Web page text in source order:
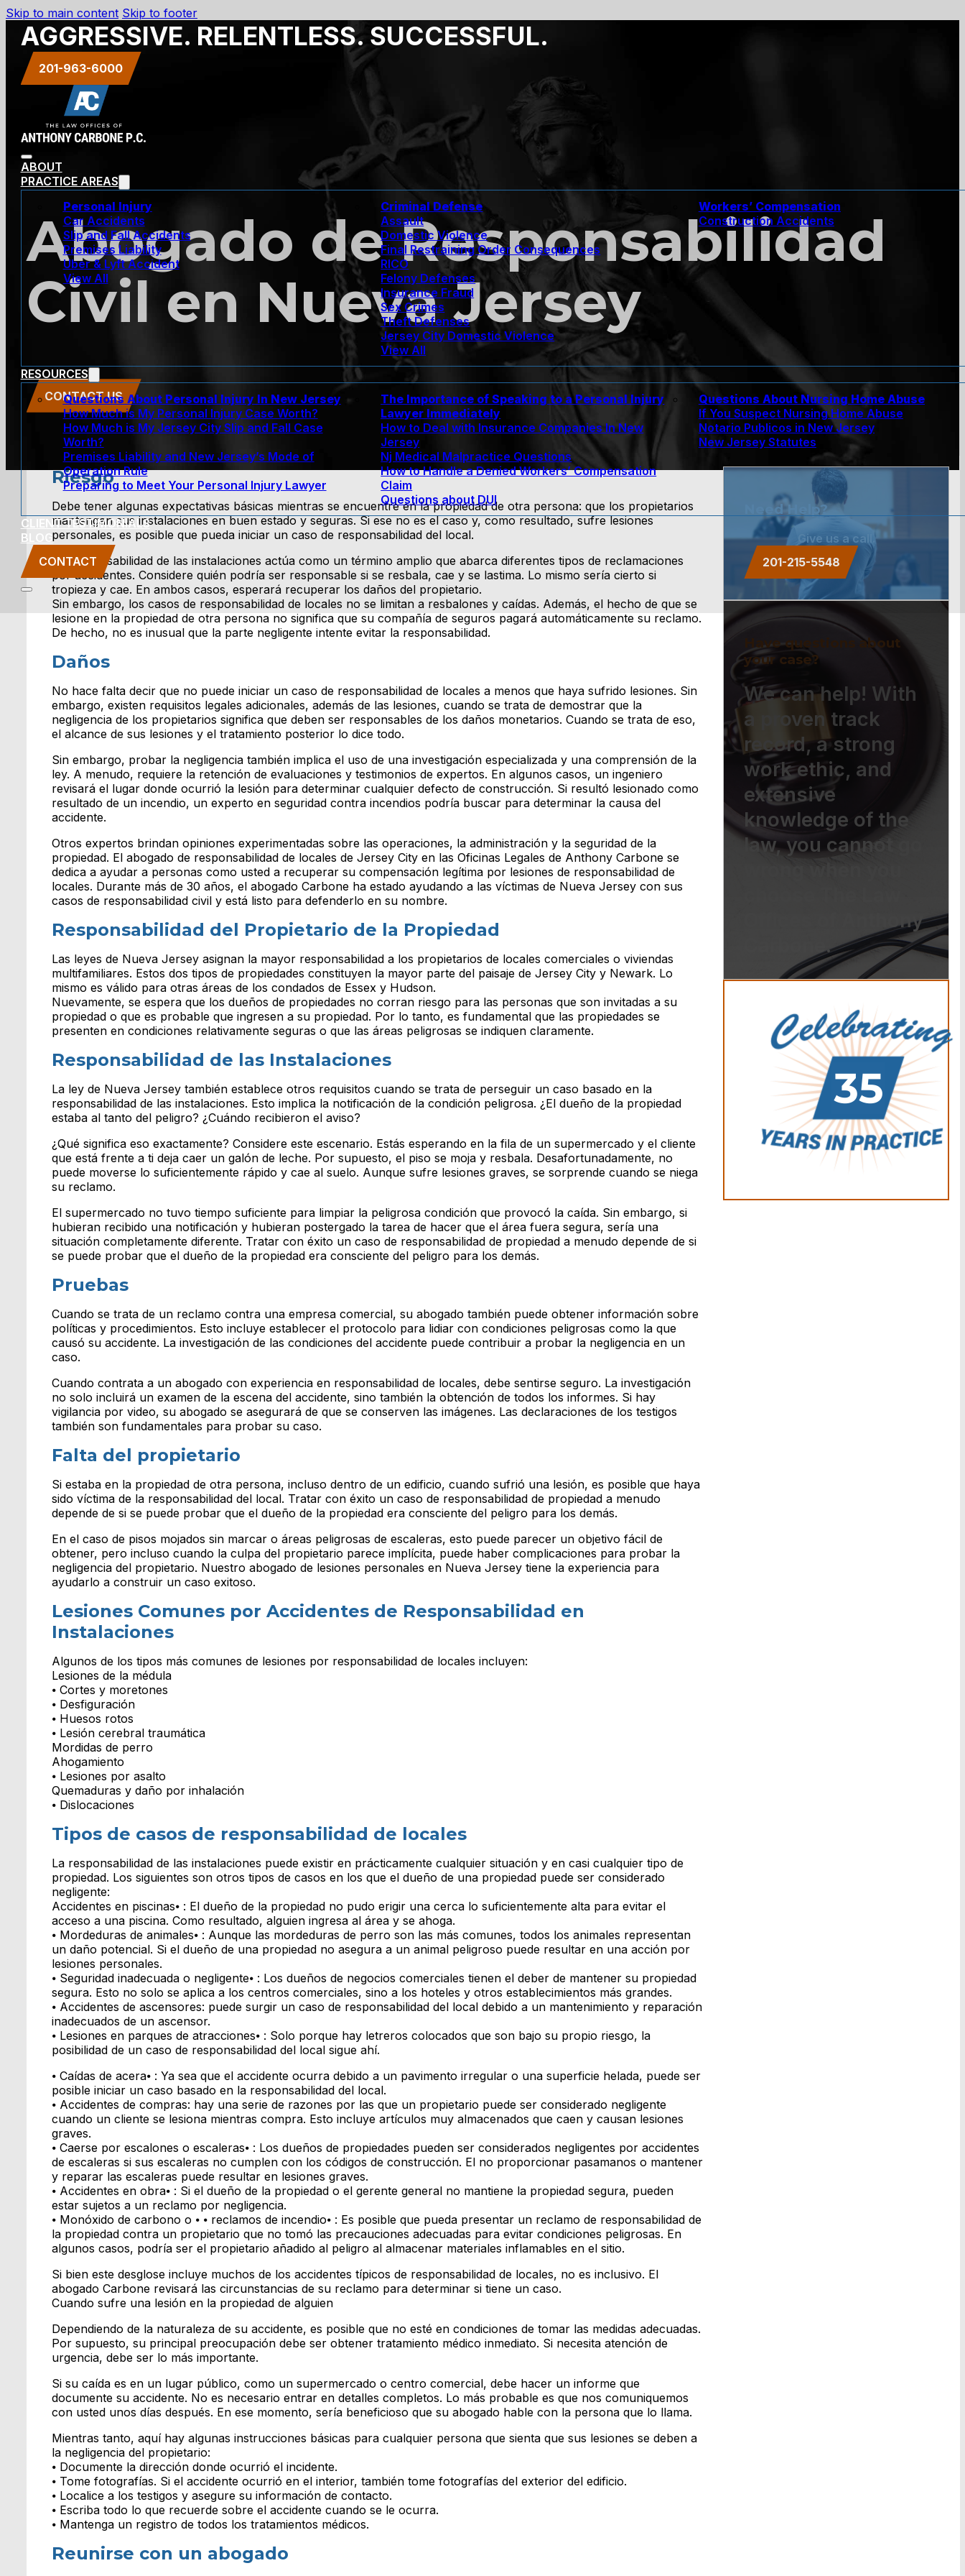
Skip to main content Skip to footer
AGGRESSIVE. RELENTLESS. SUCCESSFUL.
201-963-6000
ABOUT
PRACTICE AREAS
Personal Injury
Car Accidents
Slip and Fall Accidents
Premises Liability
Uber & Lyft Accident
View All
Criminal Defense
Assault
Domestic Violence
Final Restraining Order Consequences
RICO
Felony Defenses
Insurance Fraud
Sex Crimes
Theft Defenses
Jersey City Domestic Violence
View All
Workers’ Compensation
Construction Accidents
RESOURCES
Questions About Personal Injury In New Jersey
How Much is My Personal Injury Case Worth?
How Much is My Jersey City Slip and Fall Case
Worth?
Premises Liability and New Jersey’s Mode of
Operation Rule
Preparing to Meet Your Personal Injury Lawyer
The Importance of Speaking to a Personal Injury
Lawyer Immediately
How to Deal with Insurance Companies In New
Jersey
Nj Medical Malpractice Questions
How to Handle a Denied Workers’ Compensation
Claim
Questions about DUI
Questions About Nursing Home Abuse
If You Suspect Nursing Home Abuse
Notario Publicos in New Jersey
New Jersey Statutes
CLIENT TESTIMONIALS
BLOG
CONTACT
Abogado de Responsabilidad
Civil en Nueva Jersey
CONTACT US
Riesgo
Debe tener algunas expectativas básicas mientras se encuentre en la propiedad de otra persona: que los propietarios
mantengan sus instalaciones en buen estado y seguras. Si ese no es el caso y, como resultado, sufre lesiones
personales, es posible que pueda iniciar un caso de responsabilidad del local.
La responsabilidad de las instalaciones actúa como un término amplio que abarca diferentes tipos de reclamaciones
por accidentes. Considere quién podría ser responsable si se resbala, cae y se lastima. Lo mismo sería cierto si
tropieza y cae. En ambos casos, esperará recuperar los daños del propietario.
Sin embargo, los casos de responsabilidad de locales no se limitan a resbalones y caídas. Además, el hecho de que se
lesione en la propiedad de otra persona no significa que su compañía de seguros pagará automáticamente su reclamo.
De hecho, no es inusual que la parte negligente intente evitar la responsabilidad.
Daños
No hace falta decir que no puede iniciar un caso de responsabilidad de locales a menos que haya sufrido lesiones. Sin
embargo, existen requisitos legales adicionales, además de las lesiones, cuando se trata de demostrar que la
negligencia de los propietarios significa que deben ser responsables de los daños monetarios. Cuando se trata de eso,
el alcance de sus lesiones y el tratamiento posterior lo dice todo.
Sin embargo, probar la negligencia también implica el uso de una investigación especializada y una comprensión de la
ley. A menudo, requiere la retención de evaluaciones y testimonios de expertos. En algunos casos, un ingeniero
revisará el lugar donde ocurrió la lesión para determinar cualquier defecto de construcción. Si resultó lesionado como
resultado de un incendio, un experto en seguridad contra incendios podría buscar para determinar la causa del
accidente.
Otros expertos brindan opiniones experimentadas sobre las operaciones, la administración y la seguridad de la
propiedad. El abogado de responsabilidad de locales de Jersey City en las Oficinas Legales de Anthony Carbone se
dedica a ayudar a personas como usted a recuperar su compensación legítima por lesiones de responsabilidad de
locales. Durante más de 30 años, el abogado Carbone ha estado ayudando a las víctimas de Nueva Jersey con sus
casos de responsabilidad civil y está listo para defenderlo en su nombre.
Responsabilidad del Propietario de la Propiedad
Las leyes de Nueva Jersey asignan la mayor responsabilidad a los propietarios de locales comerciales o viviendas
multifamiliares. Estos dos tipos de propiedades constituyen la mayor parte del paisaje de Jersey City y Newark. Lo
mismo es válido para otras áreas de los condados de Essex y Hudson.
Nuevamente, se espera que los dueños de propiedades no corran riesgo para las personas que son invitadas a su
propiedad o que es probable que ingresen a su propiedad. Por lo tanto, es fundamental que las propiedades se
presenten en condiciones relativamente seguras o que las áreas peligrosas se indiquen claramente.
Responsabilidad de las Instalaciones
La ley de Nueva Jersey también establece otros requisitos cuando se trata de perseguir un caso basado en la
responsabilidad de las instalaciones. Esto implica la notificación de la condición peligrosa. ¿El dueño de la propiedad
estaba al tanto del peligro? ¿Cuándo recibieron el aviso?
¿Qué significa eso exactamente? Considere este escenario. Estás esperando en la fila de un supermercado y el cliente
que está frente a ti deja caer un galón de leche. Por supuesto, el piso se moja y resbala. Desafortunadamente, no
puede moverse lo suficientemente rápido y cae al suelo. Aunque sufre lesiones graves, se sorprende cuando se niega
su reclamo.
El supermercado no tuvo tiempo suficiente para limpiar la peligrosa condición que provocó la caída. Sin embargo, si
hubieran recibido una notificación y hubieran postergado la tarea de hacer que el área fuera segura, sería una
situación completamente diferente. Tratar con éxito un caso de responsabilidad de propiedad a menudo depende de si
se puede probar que el dueño de la propiedad era consciente del peligro para los demás.
Pruebas
Cuando se trata de un reclamo contra una empresa comercial, su abogado también puede obtener información sobre
políticas y procedimientos. Esto incluye establecer el protocolo para lidiar con condiciones peligrosas como la que
causó su accidente. La investigación de las condiciones del accidente puede contribuir a probar la negligencia en un
caso.
Cuando contrata a un abogado con experiencia en responsabilidad de locales, debe sentirse seguro. La investigación
no solo incluirá un examen de la escena del accidente, sino también la obtención de todos los informes. Si hay
vigilancia por video, su abogado se asegurará de que se conserven las imágenes. Las declaraciones de los testigos
también son fundamentales para probar su caso.
Falta del propietario
Si estaba en la propiedad de otra persona, incluso dentro de un edificio, cuando sufrió una lesión, es posible que haya
sido víctima de la responsabilidad del local. Tratar con éxito un caso de responsabilidad de propiedad a menudo
depende de si se puede probar que el dueño de la propiedad era consciente del peligro para los demás.
En el caso de pisos mojados sin marcar o áreas peligrosas de escaleras, esto puede parecer un objetivo fácil de
obtener, pero incluso cuando la culpa del propietario parece implícita, puede haber complicaciones para probar la
negligencia del propietario. Nuestro abogado de lesiones personales en Nueva Jersey tiene la experiencia para
ayudarlo a construir un caso exitoso.
Lesiones Comunes por Accidentes de Responsabilidad en
Instalaciones
Algunos de los tipos más comunes de lesiones por responsabilidad de locales incluyen:
Lesiones de la médula
⦁ Cortes y moretones
⦁ Desfiguración
⦁ Huesos rotos
⦁ Lesión cerebral traumática
Mordidas de perro
Ahogamiento
⦁ Lesiones por asalto
Quemaduras y daño por inhalación
⦁ Dislocaciones
Tipos de casos de responsabilidad de locales
La responsabilidad de las instalaciones puede existir en prácticamente cualquier situación y en casi cualquier tipo de
propiedad. Los siguientes son otros tipos de casos en los que el dueño de una propiedad puede ser considerado
negligente:
Accidentes en piscinas⦁ : El dueño de la propiedad no pudo erigir una cerca lo suficientemente alta para evitar el
acceso a una piscina. Como resultado, alguien ingresa al área y se ahoga.
⦁ Mordeduras de animales⦁ : Aunque las mordeduras de perro son las más comunes, todos los animales representan
un daño potencial. Si el dueño de una propiedad no asegura a un animal peligroso puede resultar en una acción por
lesiones personales.
⦁ Seguridad inadecuada o negligente⦁ : Los dueños de negocios comerciales tienen el deber de mantener su propiedad
segura. Esto no solo se aplica a los centros comerciales, sino a los hoteles y otros establecimientos más grandes.
⦁ Accidentes de ascensores: puede surgir un caso de responsabilidad del local debido a un mantenimiento y reparación
inadecuados de un ascensor.
⦁ Lesiones en parques de atracciones⦁ : Solo porque hay letreros colocados que son bajo su propio riesgo, la
posibilidad de un caso de responsabilidad del local sigue ahí.
⦁ Caídas de acera⦁ : Ya sea que el accidente ocurra debido a un pavimento irregular o una superficie helada, puede ser
posible iniciar un caso basado en la responsabilidad del local.
⦁ Accidentes de compras: hay una serie de razones por las que un propietario puede ser considerado negligente
cuando un cliente se lesiona mientras compra. Esto incluye artículos muy almacenados que caen y causan lesiones
graves.
⦁ Caerse por escalones o escaleras⦁ : Los dueños de propiedades pueden ser considerados negligentes por accidentes
de escaleras si sus escaleras no cumplen con los códigos de construcción. El no proporcionar pasamanos o mantener
y reparar las escaleras puede resultar en lesiones graves.
⦁ Accidentes en obra⦁ : Si el dueño de la propiedad o el gerente general no mantiene la propiedad segura, pueden
estar sujetos a un reclamo por negligencia.
⦁ Monóxido de carbono o ⦁ ⦁ reclamos de incendio⦁ : Es posible que pueda presentar un reclamo de responsabilidad de
la propiedad contra un propietario que no tomó las precauciones adecuadas para evitar condiciones peligrosas. En
algunos casos, podría ser el propietario añadido al peligro al almacenar materiales inflamables en el sitio.
Si bien este desglose incluye muchos de los accidentes típicos de responsabilidad de locales, no es inclusivo. El
abogado Carbone revisará las circunstancias de su reclamo para determinar si tiene un caso.
Cuando sufre una lesión en la propiedad de alguien
Dependiendo de la naturaleza de su accidente, es posible que no esté en condiciones de tomar las medidas adecuadas.
Por supuesto, su principal preocupación debe ser obtener tratamiento médico inmediato. Si necesita atención de
urgencia, debe ser lo más importante.
Si su caída es en un lugar público, como un supermercado o centro comercial, debe hacer un informe que
documente su accidente. No es necesario entrar en detalles completos. Lo más probable es que nos comuniquemos
con usted unos días después. En ese momento, sería beneficioso que su abogado hable con la persona que lo llama.
Mientras tanto, aquí hay algunas instrucciones básicas para cualquier persona que sienta que sus lesiones se deben a
la negligencia del propietario:
⦁ Documente la dirección donde ocurrió el incidente.
⦁ Tome fotografías. Si el accidente ocurrió en el interior, también tome fotografías del exterior del edificio.
⦁ Localice a los testigos y asegure su información de contacto.
⦁ Escriba todo lo que recuerde sobre el accidente cuando se le ocurra.
⦁ Mantenga un registro de todos los tratamientos médicos.
Reunirse con un abogado
Need Help?
Give us a call.
201-215-5548
Have questions about
your case?
We can help! With
a proven track
record, a strong
work ethic, and
extensive
knowledge of the
law, you cannot go
Offices of Anthony
Carbone.